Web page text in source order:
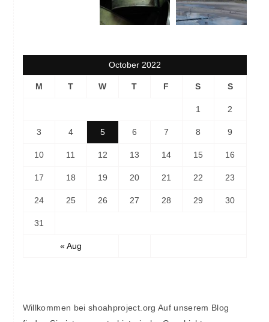
October 2022
M T W T F S S
« Aug
1 2
3 4 5 6 7 8 9
10 11 12 13 14 15 16
17 18 19 20 21 22 23
24 25 26 27 28 29 30
31
Willkommen bei shoahproject.org Auf unserem Blog